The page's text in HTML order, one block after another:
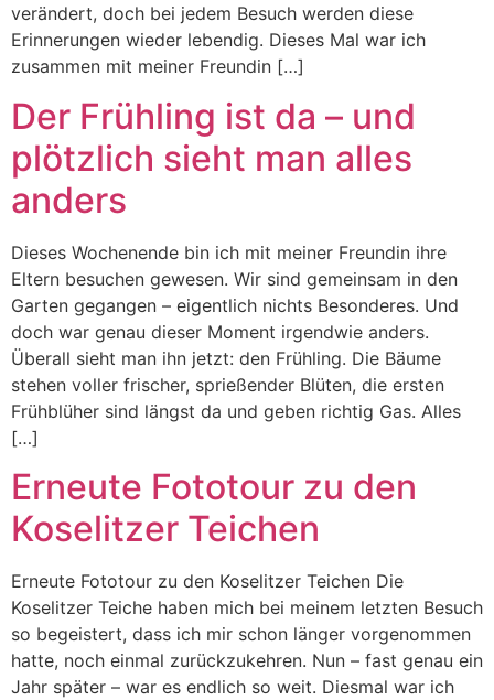
verändert, doch bei jedem Besuch werden diese
Erinnerungen wieder lebendig. Dieses Mal war ich
zusammen mit meiner Freundin […]
Der Frühling ist da – und
plötzlich sieht man alles
anders
Dieses Wochenende bin ich mit meiner Freundin ihre
Eltern besuchen gewesen. Wir sind gemeinsam in den
Garten gegangen – eigentlich nichts Besonderes. Und
doch war genau dieser Moment irgendwie anders.
Überall sieht man ihn jetzt: den Frühling. Die Bäume
stehen voller frischer, sprießender Blüten, die ersten
Frühblüher sind längst da und geben richtig Gas. Alles
[…]
Erneute Fototour zu den
Koselitzer Teichen
Erneute Fototour zu den Koselitzer Teichen Die
Koselitzer Teiche haben mich bei meinem letzten Besuch
so begeistert, dass ich mir schon länger vorgenommen
hatte, noch einmal zurückzukehren. Nun – fast genau ein
Jahr später – war es endlich so weit. Diesmal war ich